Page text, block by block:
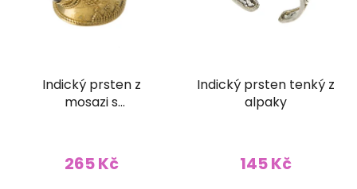
Indický prsten z
mosazi s
265 Kč
Indický prsten tenký z
alpaky
145 Kč